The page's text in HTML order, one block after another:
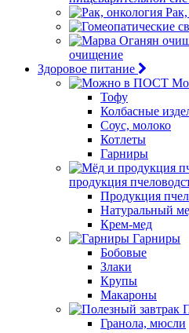
очищение
Здоровое питание
Тофу
Колбасные
Соус, молоко
Котлеты
Гарниры
продукция
Продукция
Натуральный
Крем-мед
Гарниры
Бобовые
Злаки
Крупы
Макароны
Гранола, мюсли